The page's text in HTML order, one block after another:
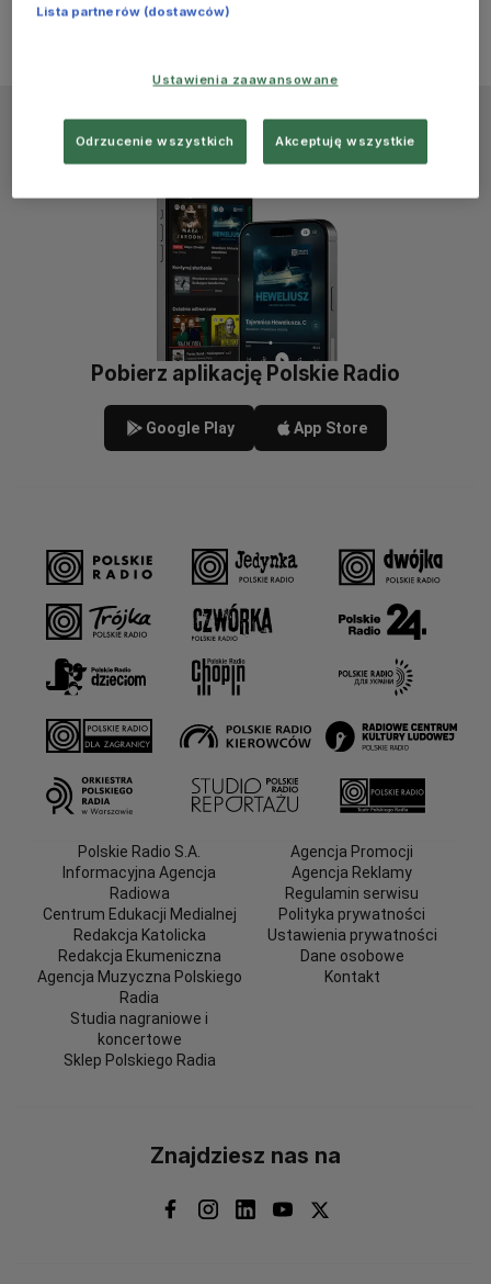
Pobierz aplikację Polskie Radio
Google Play App Store
Polskie Radio S.A.
Informacyjna Agencja
Radiowa
Centrum Edukacji Medialnej
Redakcja Katolicka
Redakcja Ekumeniczna
Agencja Muzyczna Polskiego
Radia
Studia nagraniowe i
koncertowe
Sklep Polskiego Radia
Agencja Promocji
Agencja Reklamy
Regulamin serwisu
Polityka prywatności
Ustawienia prywatności
Dane osobowe
Kontakt
Znajdziesz nas na
Lista partnerów (dostawców)
Ustawienia zaawansowane
Odrzucenie wszystkich Akceptuję wszystkie